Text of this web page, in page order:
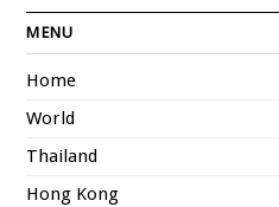
MENU
Home
World
Thailand
Hong Kong